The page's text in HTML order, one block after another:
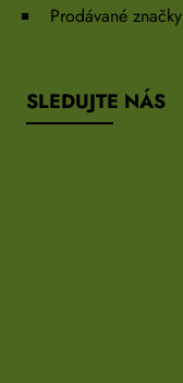
Prodávané značky
SLEDUJTE NÁS